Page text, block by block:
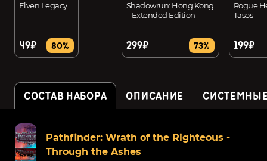
Elven Legacy
49₽ 80%
Shadowrun: Hong Kong
– Extended Edition
299₽ 73%
Rogue
Tasos
199₽
СОСТАВ НАБОРА ОПИСАНИЕ
Pathfinder: Wrath of the Righteous -
Through the Ashes